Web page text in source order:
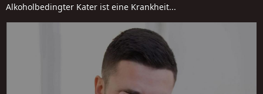
Alkoholbedingter Kater ist eine Krankheit...